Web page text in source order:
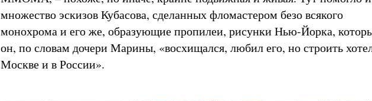
множество эскизов Кубасова, сделанных фломастером безо всякого
монохрома и его же, образующие пропилеи, рисунки Нью-Йорка,
он, по словам дочери Марины, «восхищался, любил его, но строить
Москве и в России».